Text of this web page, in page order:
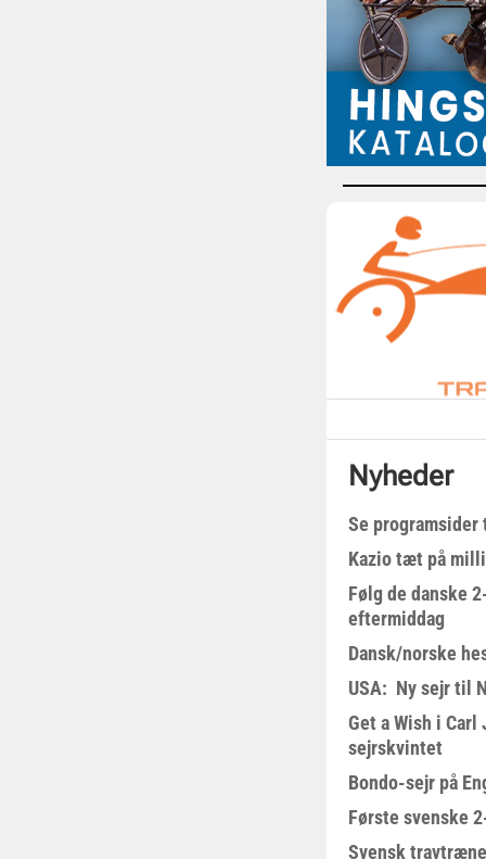
Nyheder
Se
Kazio tæt på
Følg de danske
eftermiddag
Dansk/norske
USA: Ny sejr til
Get a Wish i Carl
sejrskvintet
Bondo-sejr på
Første svenske
Svensk